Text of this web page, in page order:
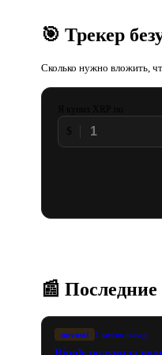
🎯 Трекер
Сколько нужно вложить,
$
📰
novosti 1 месяц назад